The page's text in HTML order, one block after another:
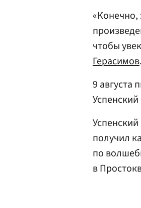
«Конечно,
чтобы
Герасимов.
9 августа
получил
по
в